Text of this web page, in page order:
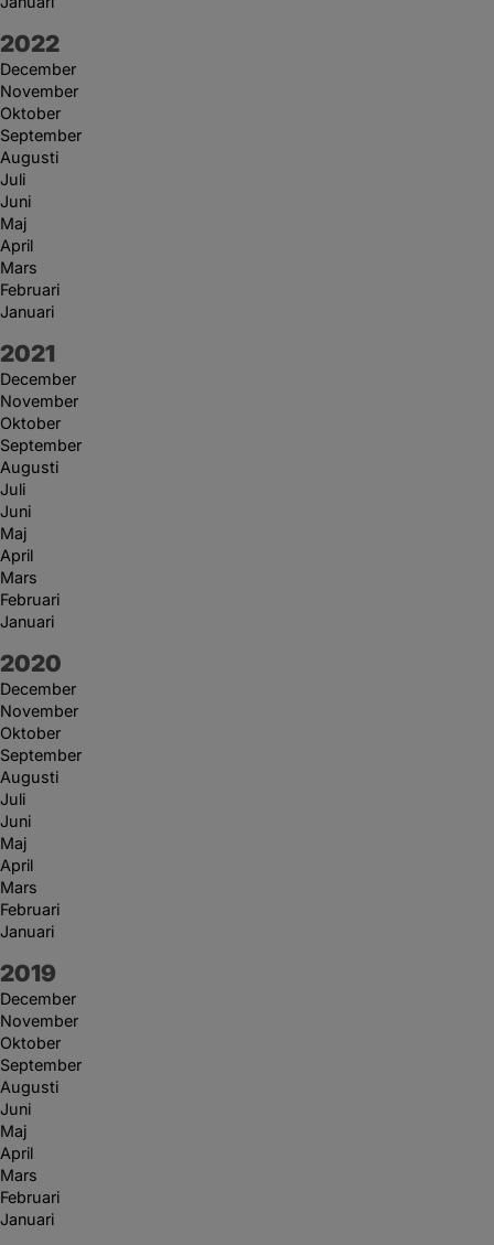
År:
2022
December
November
Oktober
September
Augusti
Juli
Juni
Maj
April
Mars
Februari
Januari
År:
2021
December
November
Oktober
September
Augusti
Juli
Juni
Maj
April
Mars
Februari
Januari
År:
2020
December
November
Oktober
September
Augusti
Juli
Juni
Maj
April
Mars
Februari
Januari
År:
2019
December
November
Oktober
September
Augusti
Juni
Maj
April
Mars
Februari
Januari